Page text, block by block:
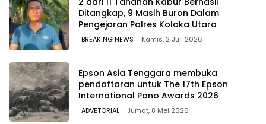
Ditangkap, 9 Masih Buron Dalam
Pengejaran Polres Kolaka Utara
BREAKING NEWS Kamis, 2 Juli 2026
Epson Asia Tenggara membuka
pendaftaran untuk The 17th Epson
International Pano Awards 2026
ADVETORIAL Jumat, 8 Mei 2026